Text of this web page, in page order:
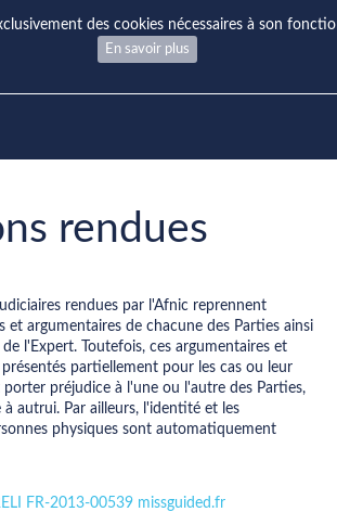
des cookies nécessaires à son
En savoir plus
rendues
rendues par l'Afnic reprennent
et argumentaires de chacune des Parties ainsi
l'Expert. Toutefois, ces argumentaires et
partiellement pour les cas ou leur
préjudice à l'une ou l'autre des Parties,
autrui. Par ailleurs, l'identité et les
physiques sont automatiquement
FR-2013-00539 missguided.fr